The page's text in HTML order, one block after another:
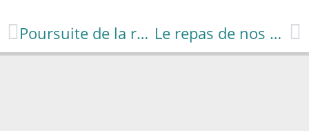
Poursuite de la rénovation de nos bâtiments communaux Le repas de nos aînés dans la tradition bien ancrée d’Olemps